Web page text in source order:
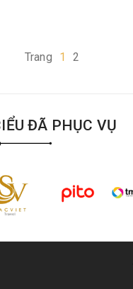
Trang 1 2
ĐÃ PHỤC VỤ